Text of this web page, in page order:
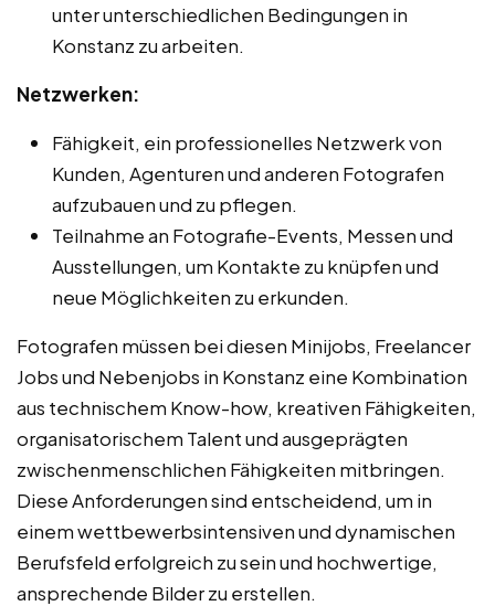
unter unterschiedlichen Bedingungen in
Konstanz zu arbeiten.
Netzwerken:
Fähigkeit, ein professionelles Netzwerk von
Kunden, Agenturen und anderen Fotografen
aufzubauen und zu pflegen.
Teilnahme an Fotografie-Events, Messen und
Ausstellungen, um Kontakte zu knüpfen und
neue Möglichkeiten zu erkunden.
Fotografen müssen bei diesen Minijobs, Freelancer
Jobs und Nebenjobs in Konstanz eine Kombination
aus technischem Know-how, kreativen Fähigkeiten,
organisatorischem Talent und ausgeprägten
zwischenmenschlichen Fähigkeiten mitbringen.
Diese Anforderungen sind entscheidend, um in
einem wettbewerbsintensiven und dynamischen
Berufsfeld erfolgreich zu sein und hochwertige,
ansprechende Bilder zu erstellen.